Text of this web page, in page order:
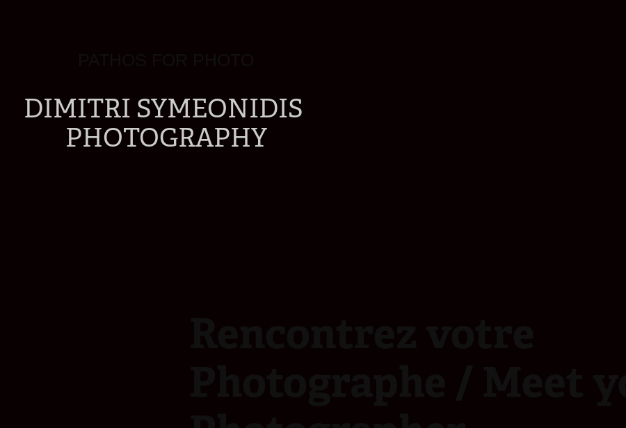
DIMITRI SYMEONIDIS
PHOTOGRAPHY